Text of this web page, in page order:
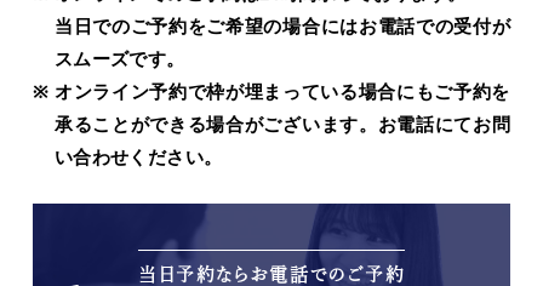
当日でのご予約をご希望の場合にはお電話での受付が
スムーズです。
オンライン予約で枠が埋まっている場合にもご予約を
承ることができる場合がございます。お電話にてお問
い合わせください。
当日予約ならお電話でのご予約